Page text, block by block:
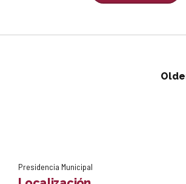
Presidencia Municipal